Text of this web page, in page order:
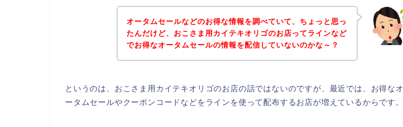
オータムセールなどのお得な情報を調べていて、ちょっと思っ
たんだけど、おこさま用カイテキオリゴのお店ってラインなど
でお得なオータムセールの情報を配信していないのかな～？
というのは、おこさま用カイテキオリゴのお店の話ではないのですが、最近では、お得なオ
ータムセールやクーポンコードなどをラインを使って配布するお店が増えているからです。